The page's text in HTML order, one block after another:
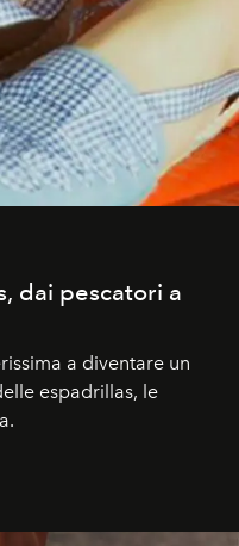
dai pescatori a
a diventare un
espadrillas, le